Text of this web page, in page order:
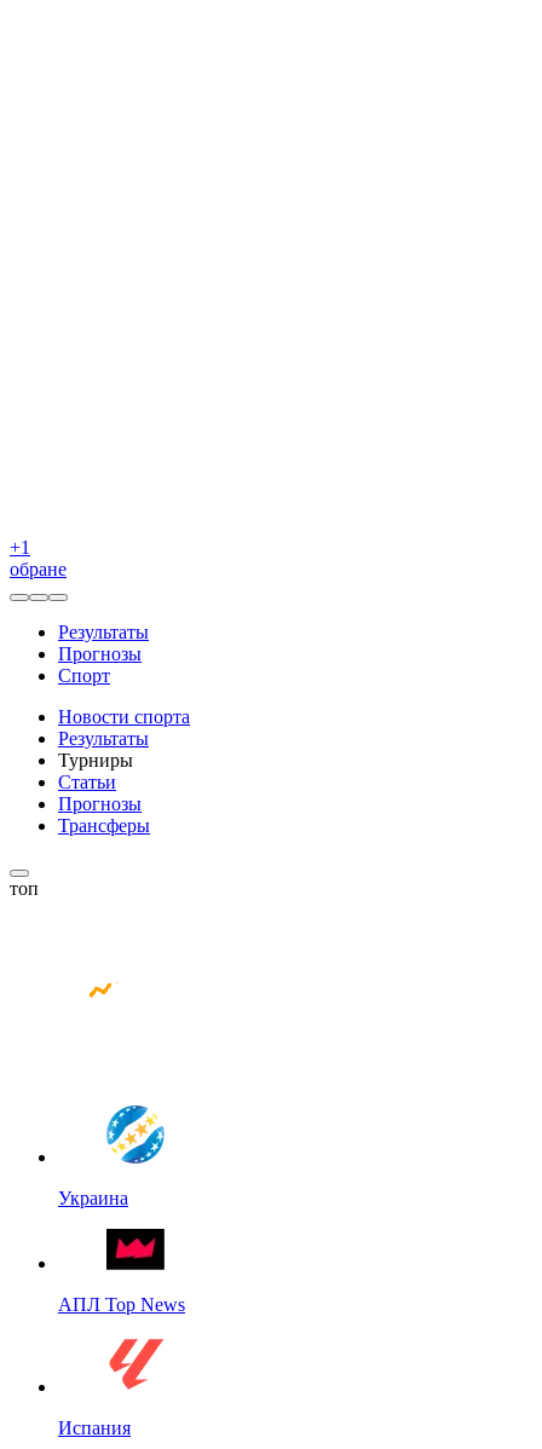
+1
обране
Результаты
Прогнозы
Спорт
Новости спорта
Результаты
Турниры
Статьи
Прогнозы
Трансферы
топ
Украина
АПЛ Top News
Испания